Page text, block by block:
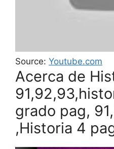
Source: Youtube.com
Acerca de
grado pag,
,Historia 4